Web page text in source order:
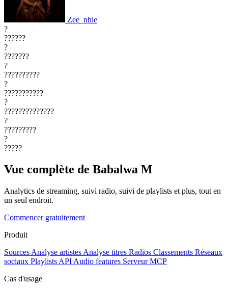
Zee_nhle
?
??????
?
???????
?
??????????
?
???????????
?
??????????????
?
?????????
?
?????
Vue complète de Babalwa M
Analytics de streaming, suivi radio, suivi de playlists et plus, tout en
un seul endroit.
Commencer gratuitement
Produit
Sources Analyse artistes Analyse titres Radios Classements Réseaux
sociaux Playlists API Audio features Serveur MCP
Cas d'usage